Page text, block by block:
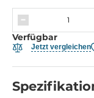
Verfügbar
Jetzt vergleichen